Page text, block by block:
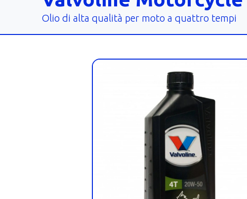
Olio di alta qualità per moto a quattro tempi